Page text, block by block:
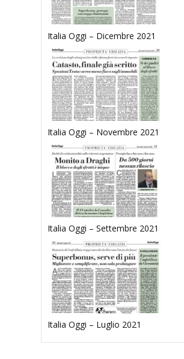
Italia Oggi – Dicembre 2021
Italia Oggi – Novembre 2021
Italia Oggi – Settembre 2021
Italia Oggi – Luglio 2021